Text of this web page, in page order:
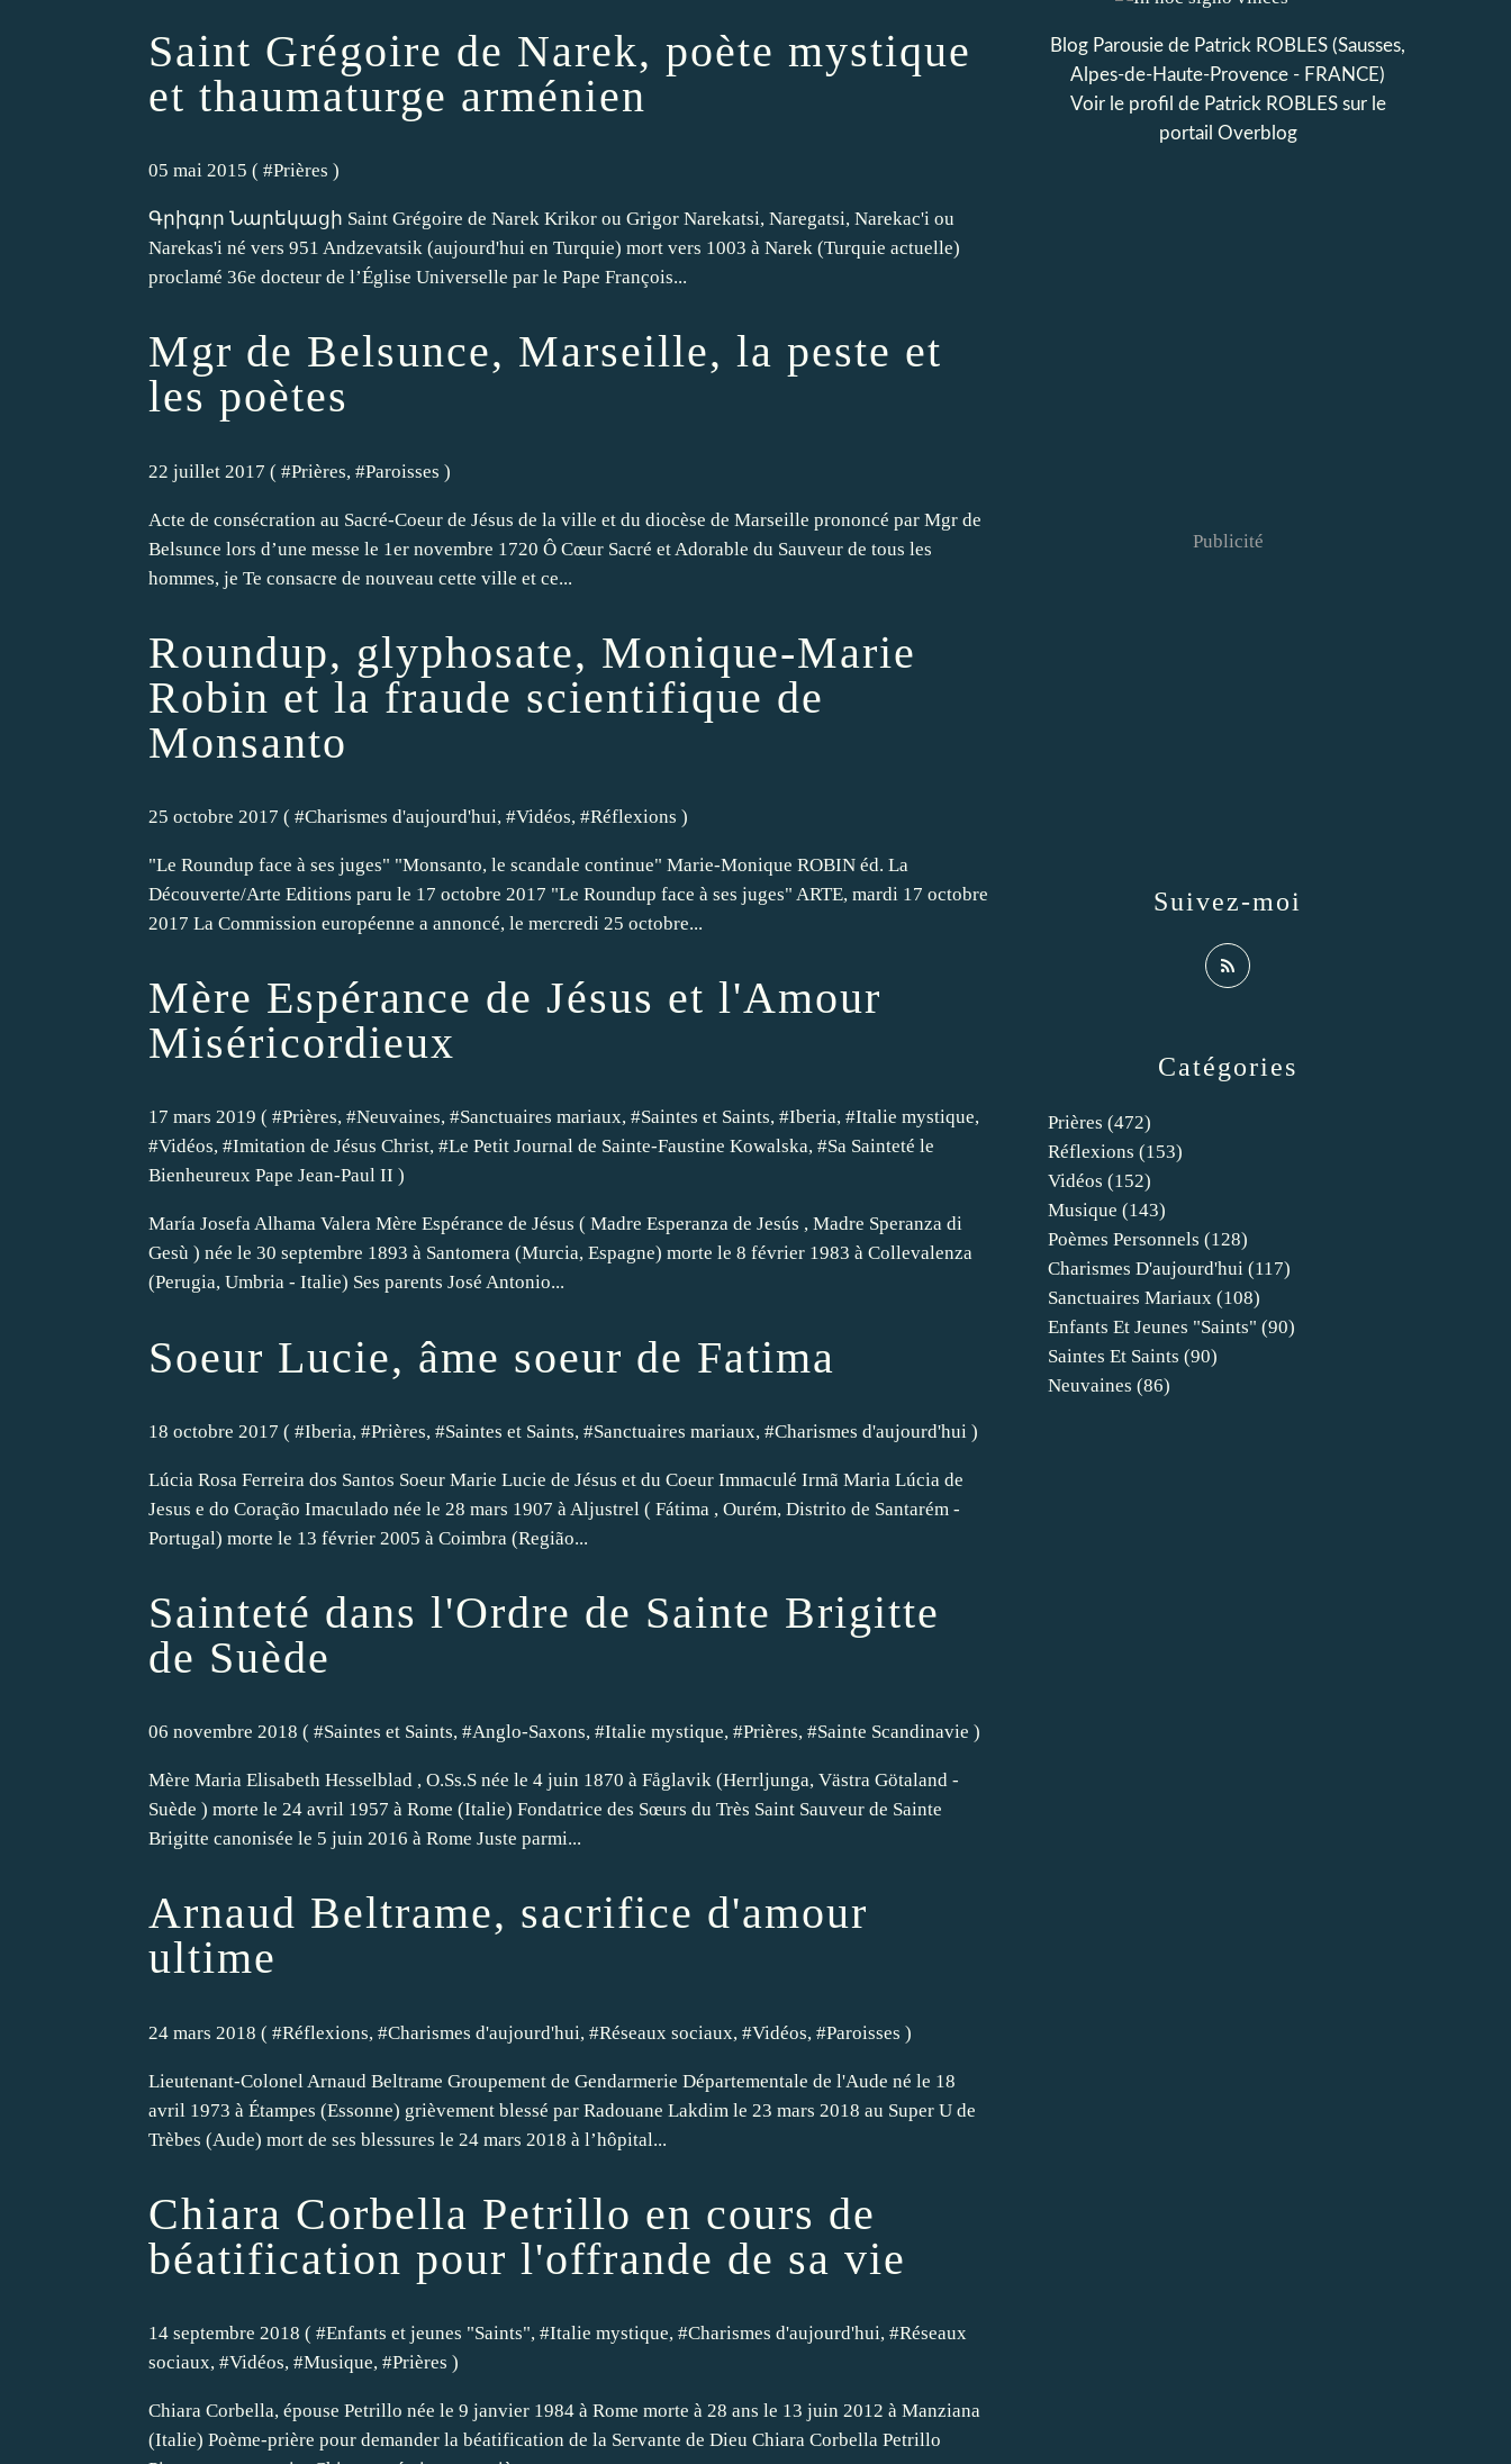
Saint Grégoire de Narek, poète mystique
et thaumaturge arménien
05 mai 2015 ( #Prières )
Գրիգոր Նարեկացի Saint Grégoire de Narek Krikor ou Grigor Narekatsi, Naregatsi, Narekac'i ou
Narekas'i né vers 951 Andzevatsik (aujourd'hui en Turquie) mort vers 1003 à Narek (Turquie actuelle)
proclamé 36e docteur de l’Église Universelle par le Pape François...
Mgr de Belsunce, Marseille, la peste et
les poètes
22 juillet 2017 ( #Prières, #Paroisses )
Acte de consécration au Sacré-Coeur de Jésus de la ville et du diocèse de Marseille prononcé par Mgr de
Belsunce lors d’une messe le 1er novembre 1720 Ô Cœur Sacré et Adorable du Sauveur de tous les
hommes, je Te consacre de nouveau cette ville et ce...
Roundup, glyphosate, Monique-Marie
Robin et la fraude scientifique de
Monsanto
25 octobre 2017 ( #Charismes d'aujourd'hui, #Vidéos, #Réflexions )
"Le Roundup face à ses juges" "Monsanto, le scandale continue" Marie-Monique ROBIN éd. La
Découverte/Arte Editions paru le 17 octobre 2017 "Le Roundup face à ses juges" ARTE, mardi 17 octobre
2017 La Commission européenne a annoncé, le mercredi 25 octobre...
Mère Espérance de Jésus et l'Amour
Miséricordieux
17 mars 2019 ( #Prières, #Neuvaines, #Sanctuaires mariaux, #Saintes et Saints, #Iberia, #Italie mystique,
#Vidéos, #Imitation de Jésus Christ, #Le Petit Journal de Sainte-Faustine Kowalska, #Sa Sainteté le
Bienheureux Pape Jean-Paul II )
María Josefa Alhama Valera Mère Espérance de Jésus ( Madre Esperanza de Jesús , Madre Speranza di
Gesù ) née le 30 septembre 1893 à Santomera (Murcia, Espagne) morte le 8 février 1983 à Collevalenza
(Perugia, Umbria - Italie) Ses parents José Antonio...
Soeur Lucie, âme soeur de Fatima
18 octobre 2017 ( #Iberia, #Prières, #Saintes et Saints, #Sanctuaires mariaux, #Charismes d'aujourd'hui )
Lúcia Rosa Ferreira dos Santos Soeur Marie Lucie de Jésus et du Coeur Immaculé Irmã Maria Lúcia de
Jesus e do Coração Imaculado née le 28 mars 1907 à Aljustrel ( Fátima , Ourém, Distrito de Santarém -
Portugal) morte le 13 février 2005 à Coimbra (Região...
Sainteté dans l'Ordre de Sainte Brigitte
de Suède
06 novembre 2018 ( #Saintes et Saints, #Anglo-Saxons, #Italie mystique, #Prières, #Sainte Scandinavie )
Mère Maria Elisabeth Hesselblad , O.Ss.S née le 4 juin 1870 à Fåglavik (Herrljunga, Västra Götaland -
Suède ) morte le 24 avril 1957 à Rome (Italie) Fondatrice des Sœurs du Très Saint Sauveur de Sainte
Brigitte canonisée le 5 juin 2016 à Rome Juste parmi...
Arnaud Beltrame, sacrifice d'amour
ultime
24 mars 2018 ( #Réflexions, #Charismes d'aujourd'hui, #Réseaux sociaux, #Vidéos, #Paroisses )
Lieutenant-Colonel Arnaud Beltrame Groupement de Gendarmerie Départementale de l'Aude né le 18
avril 1973 à Étampes (Essonne) grièvement blessé par Radouane Lakdim le 23 mars 2018 au Super U de
Trèbes (Aude) mort de ses blessures le 24 mars 2018 à l’hôpital...
Chiara Corbella Petrillo en cours de
béatification pour l'offrande de sa vie
14 septembre 2018 ( #Enfants et jeunes "Saints", #Italie mystique, #Charismes d'aujourd'hui, #Réseaux
sociaux, #Vidéos, #Musique, #Prières )
Chiara Corbella, épouse Petrillo née le 9 janvier 1984 à Rome morte à 28 ans le 13 juin 2012 à Manziana
(Italie) Poème-prière pour demander la béatification de la Servante de Dieu Chiara Corbella Petrillo
Catégories
Prières (472)
Réflexions (153)
Vidéos (152)
Musique (143)
Poèmes Personnels (128)
Charismes D'aujourd'hui (117)
Sanctuaires Mariaux (108)
Enfants Et Jeunes "saints" (90)
Saintes Et Saints (90)
Neuvaines (86)
Blog Parousie de Patrick ROBLES (Sausses,
Alpes-de-Haute-Provence - FRANCE)
Voir le profil de Patrick ROBLESsur le
portail Overblog
Suivez-moi
Publicité